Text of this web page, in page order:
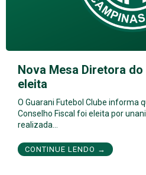
Nova Mesa Diretora
eleita
O Guarani Futebol Clube informa
Conselho Fiscal foi eleita por
realizada…
CONTINUE LENDO →